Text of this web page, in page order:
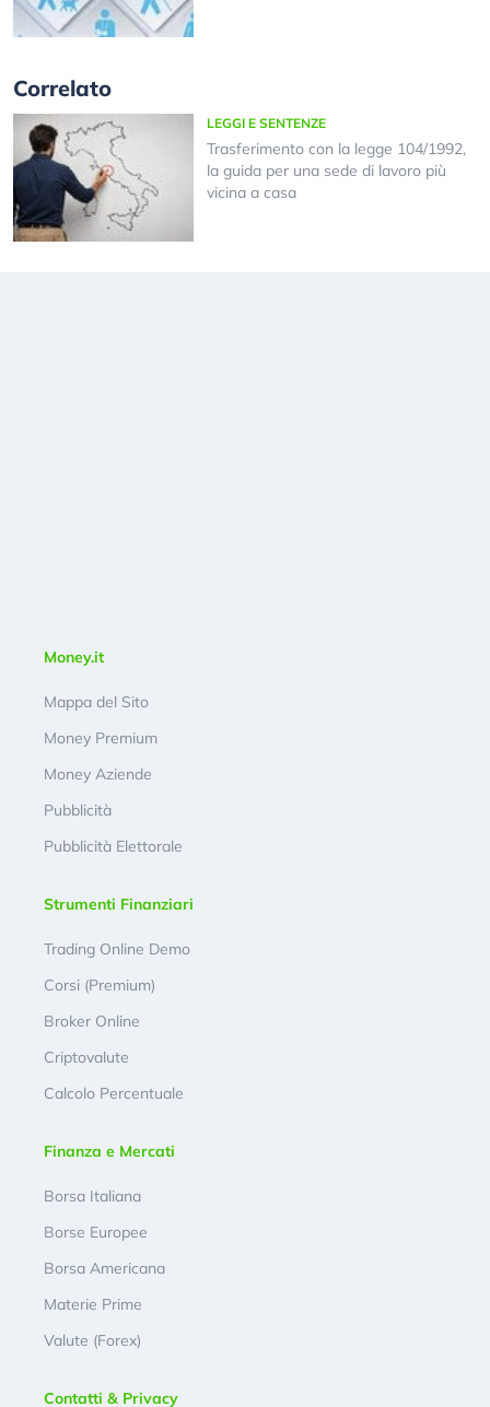
Correlato
LEGGI E SENTENZE
Trasferimento con la legge 104/1992,
la guida per una sede di lavoro più
vicina a casa
Money.it
Mappa del Sito
Money Premium
Money Aziende
Pubblicità
Pubblicità Elettorale
Strumenti Finanziari
Trading Online Demo
Corsi (Premium)
Broker Online
Criptovalute
Calcolo Percentuale
Finanza e Mercati
Borsa Italiana
Borse Europee
Borsa Americana
Materie Prime
Valute (Forex)
Contatti & Privacy